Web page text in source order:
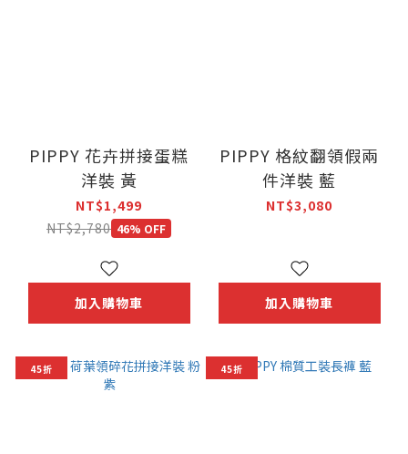
PIPPY 花卉拼接蛋糕
洋裝 黃
NT$1,499
NT$2,780 46% OFF
加入購物車
PIPPY 格紋翻領假兩
件洋裝 藍
NT$3,080
加入購物車
45折 45折